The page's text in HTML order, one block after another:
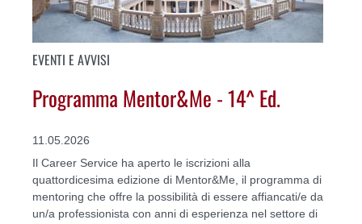
EVENTI E AVVISI
Programma Mentor&Me - 14^ Ed.
11.05.2026
Il Career Service ha aperto le iscrizioni alla
quattordicesima edizione di Mentor&Me, il programma di
mentoring che offre la possibilità di essere affiancati/e da
un/a professionista con anni di esperienza nel settore di